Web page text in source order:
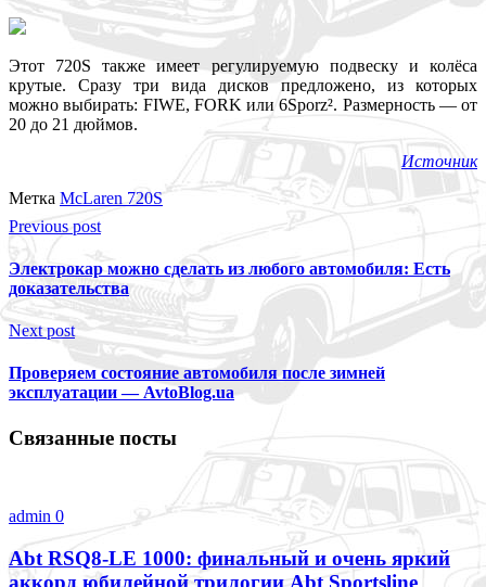
Этот 720S также имеет регулируемую подвеску и колёса
крутые. Сразу три вида дисков предложено, из которых
можно выбирать: FIWE, FORK или 6Sporz². Размерность — от
20 до 21 дюймов.
Источник
Метка McLaren 720S
Previous post
Электрокар можно сделать из любого автомобиля: Есть
доказательства
Next post
Проверяем состояние автомобиля после зимней
эксплуатации — AvtoBlog.ua
Связанные посты
admin 0
Abt RSQ8-LE 1000: финальный и очень яркий
аккорд юбилейной трилогии Abt Sportsline